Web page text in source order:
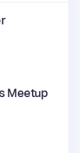
Meetup